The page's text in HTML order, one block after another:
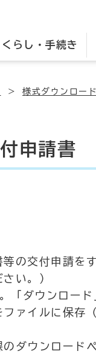
くらし・手続き
様式ダウンロード
申請書
の交付申請を
い。）
「ダウンロー
ファイルに保存
ダウンロード